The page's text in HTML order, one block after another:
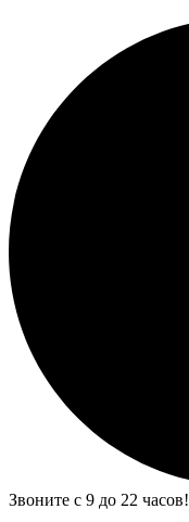
Звоните с 9 до 22 часов!